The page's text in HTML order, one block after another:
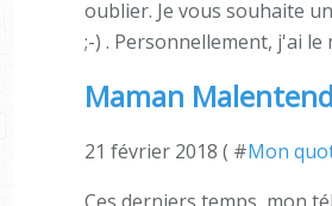
oublier. Je vous souhaite
;-) . Personnellement, j'ai le
Maman
21 février 2018 ( #Mon